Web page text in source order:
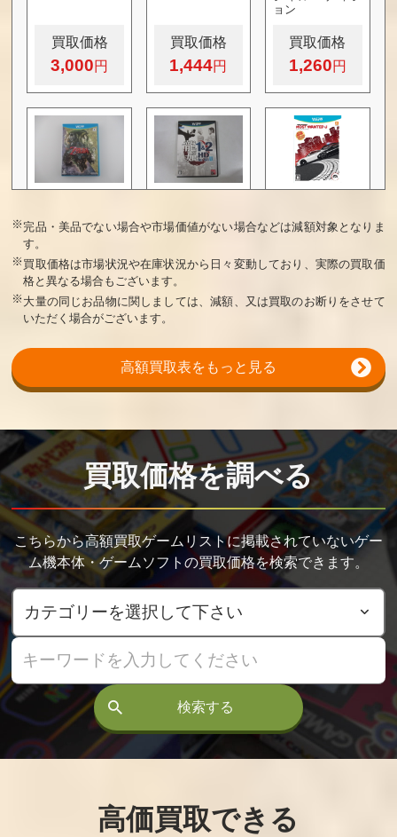
買取価格
3,000
買取価格
1,444
ョン
買取価格
1,260
ンセス HD
買取価格
1,200
買取価格
スト・ウォンテ
ッド
買取価格
800
795
ワールド amiibo
700
三國志12 with パ
ワーアップキッ
650
ソニックトゥー
ン 太古の秘宝
買取価格
600
進め! キノピオ隊
長 amiiboセット
買取価格
500
太鼓の達人 特盛
り!
買取価格
422
どうぶつの森 am
ル
買取価格
400
太鼓の達人 あつ
作戦 初回限定版
400
銀星将棋 強天怒
買取価格
400
ロ) ＋ フィット
メーター セット
※完品・美品でない場合や市場価値がない場合などは減額対象となりま
す。
※ 買取価格は市場状況や在庫状況から日々変動しており、実際の買取価
格と異なる場合もございます。
※ 大量の同じお品物に関しましては、減額、又は買取のお断りをさせて
いただく場合がございます。
高額買取表をもっと見る
買取価格を調べる
こちらから高額買取ゲームリストに掲載されていないゲー
ム機本体・ゲームソフトの買取価格を検索できます。
検索する
高価買取できる